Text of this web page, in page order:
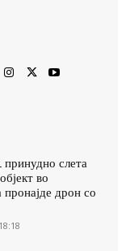
слета
во
пронајде дрон со